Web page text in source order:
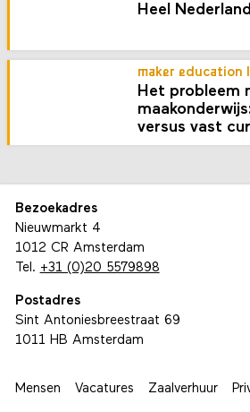
Heel
maker education
Het probleem
versus vast
Bezoekadres
Nieuwmarkt 4
1012 CR Amsterdam
Tel. +31 (0)20 5579898
Postadres
Sint Antoniesbreestraat 69
1011 HB Amsterdam
Mensen Vacatures Zaalverhuur